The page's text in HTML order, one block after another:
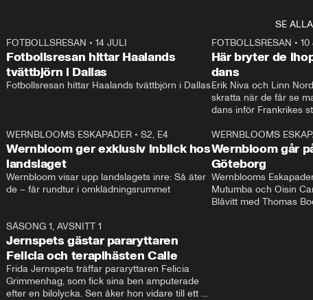
SE ALLA
FOTBOLLSRESAN • 14 JULI
Fotbollsresan hittar Haalands
tvättbjörn i Dallas
Fotbollsresan hittar Haalands tvättbjörn i Dallas
FOTBOLLSRESAN • 10
Här bryter de
dans
Erik Niva och Linn
skratta när de får se
dans inför Frankrikes
WERNBLOOMS ESKAPADER• S2, E4
Wernbloom ger exklusiv inblick hos
landslaget
Wernbloom visar upp landslagets inre: Så äter
de – får rundtur i omklädningsrummet
Plus
WERNBLOOMS
Wernbloom går
Göteborg
Wernblooms
Mutumba och Oisin
Blåvitt med Thomas
SÄSONG 1, AVSNITT 1
Jernspets gästar pararyttaren
Felicia och terapihästen Calle
Frida Jernspets träffar pararyttaren Felicia
Grimmenhag, som fick sina ben amputerade
efter en bilolycka. Sen åker hon vidare till ett